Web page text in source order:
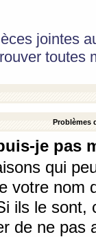
jointes
toutes
Problèmes
je pas
qui
votre nom
ils le sont,
de ne pas